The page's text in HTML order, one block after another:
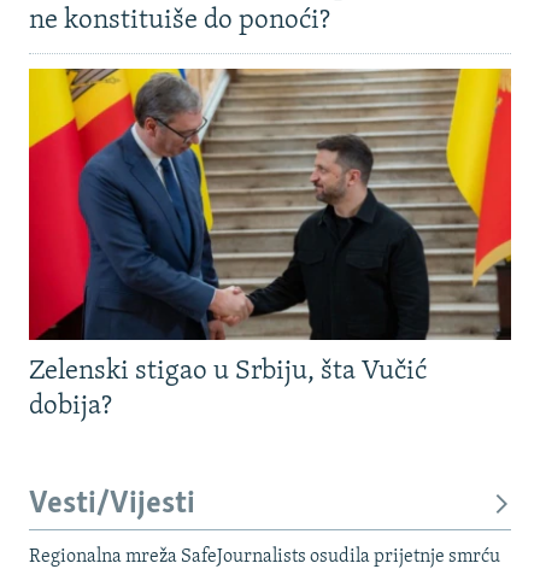
ne konstituiše do ponoći?
Zelenski stigao u Srbiju, šta Vučić
dobija?
Vesti/Vijesti
Regionalna mreža SafeJournalists osudila prijetnje smrću